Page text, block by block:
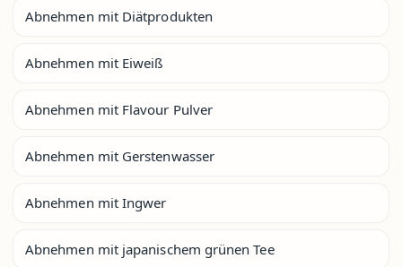
Abnehmen mit Diätprodukten
Abnehmen mit Eiweiß
Abnehmen mit Flavour Pulver
Abnehmen mit Gerstenwasser
Abnehmen mit Ingwer
Abnehmen mit japanischem grünen Tee